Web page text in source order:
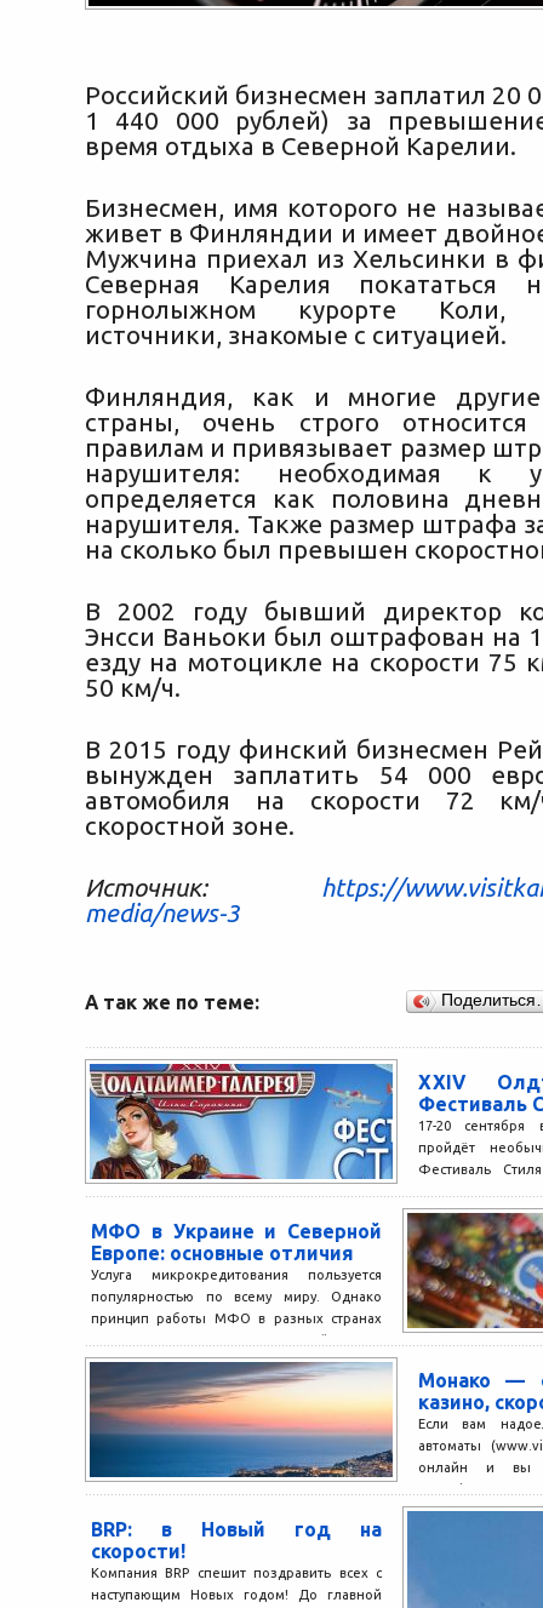
Российский бизнесмен заплатил 20
1 440 000 рублей) за
время отдыха в Северной Карелии.
Бизнесмен, имя которого не
живет в Финляндии и имеет
Мужчина приехал из Хельсинки в
Северная Карелия
горнолыжном курорте Коли,
источники, знакомые с ситуацией.
Финляндия, как и многие другие
страны, очень строго
правилам и привязывает размер
нарушителя: необходимая к
определяется как половина
нарушителя. Также размер штрафа
на сколько был превышен
В 2002 году бывший директор
Энсси Ваньоки был оштрафован на
езду на мотоцикле на скорости 75
50 км/ч.
В 2015 году финский бизнесмен
вынужден заплатить 54 000
автомобиля на скорости 72
скоростной зоне.
Источник: https://
media/news-3
А так же по теме:
XXIV
Фестиваль
17-20 сентября
пройдёт
Фестиваль
МФО в Украине и Северной
Европе: основные отличия
Услуга микрокредитования пользуется
популярностью по всему миру. Однако
принцип работы МФО в разных странах
существенно отличается. В этой статье
мы...
Монако —
казино,
Если вам
автоматы
онлайн и вы
атмосферу
BRP: в Новый год на
скорости!
Компания BRP спешит поздравить всех с
наступающим Новых годом! До главной